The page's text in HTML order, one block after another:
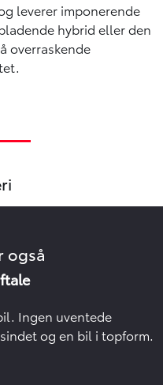
leverer imponerende
hybrid eller den
overraskende
content...
også
Ingen uventede
og en bil i topform.